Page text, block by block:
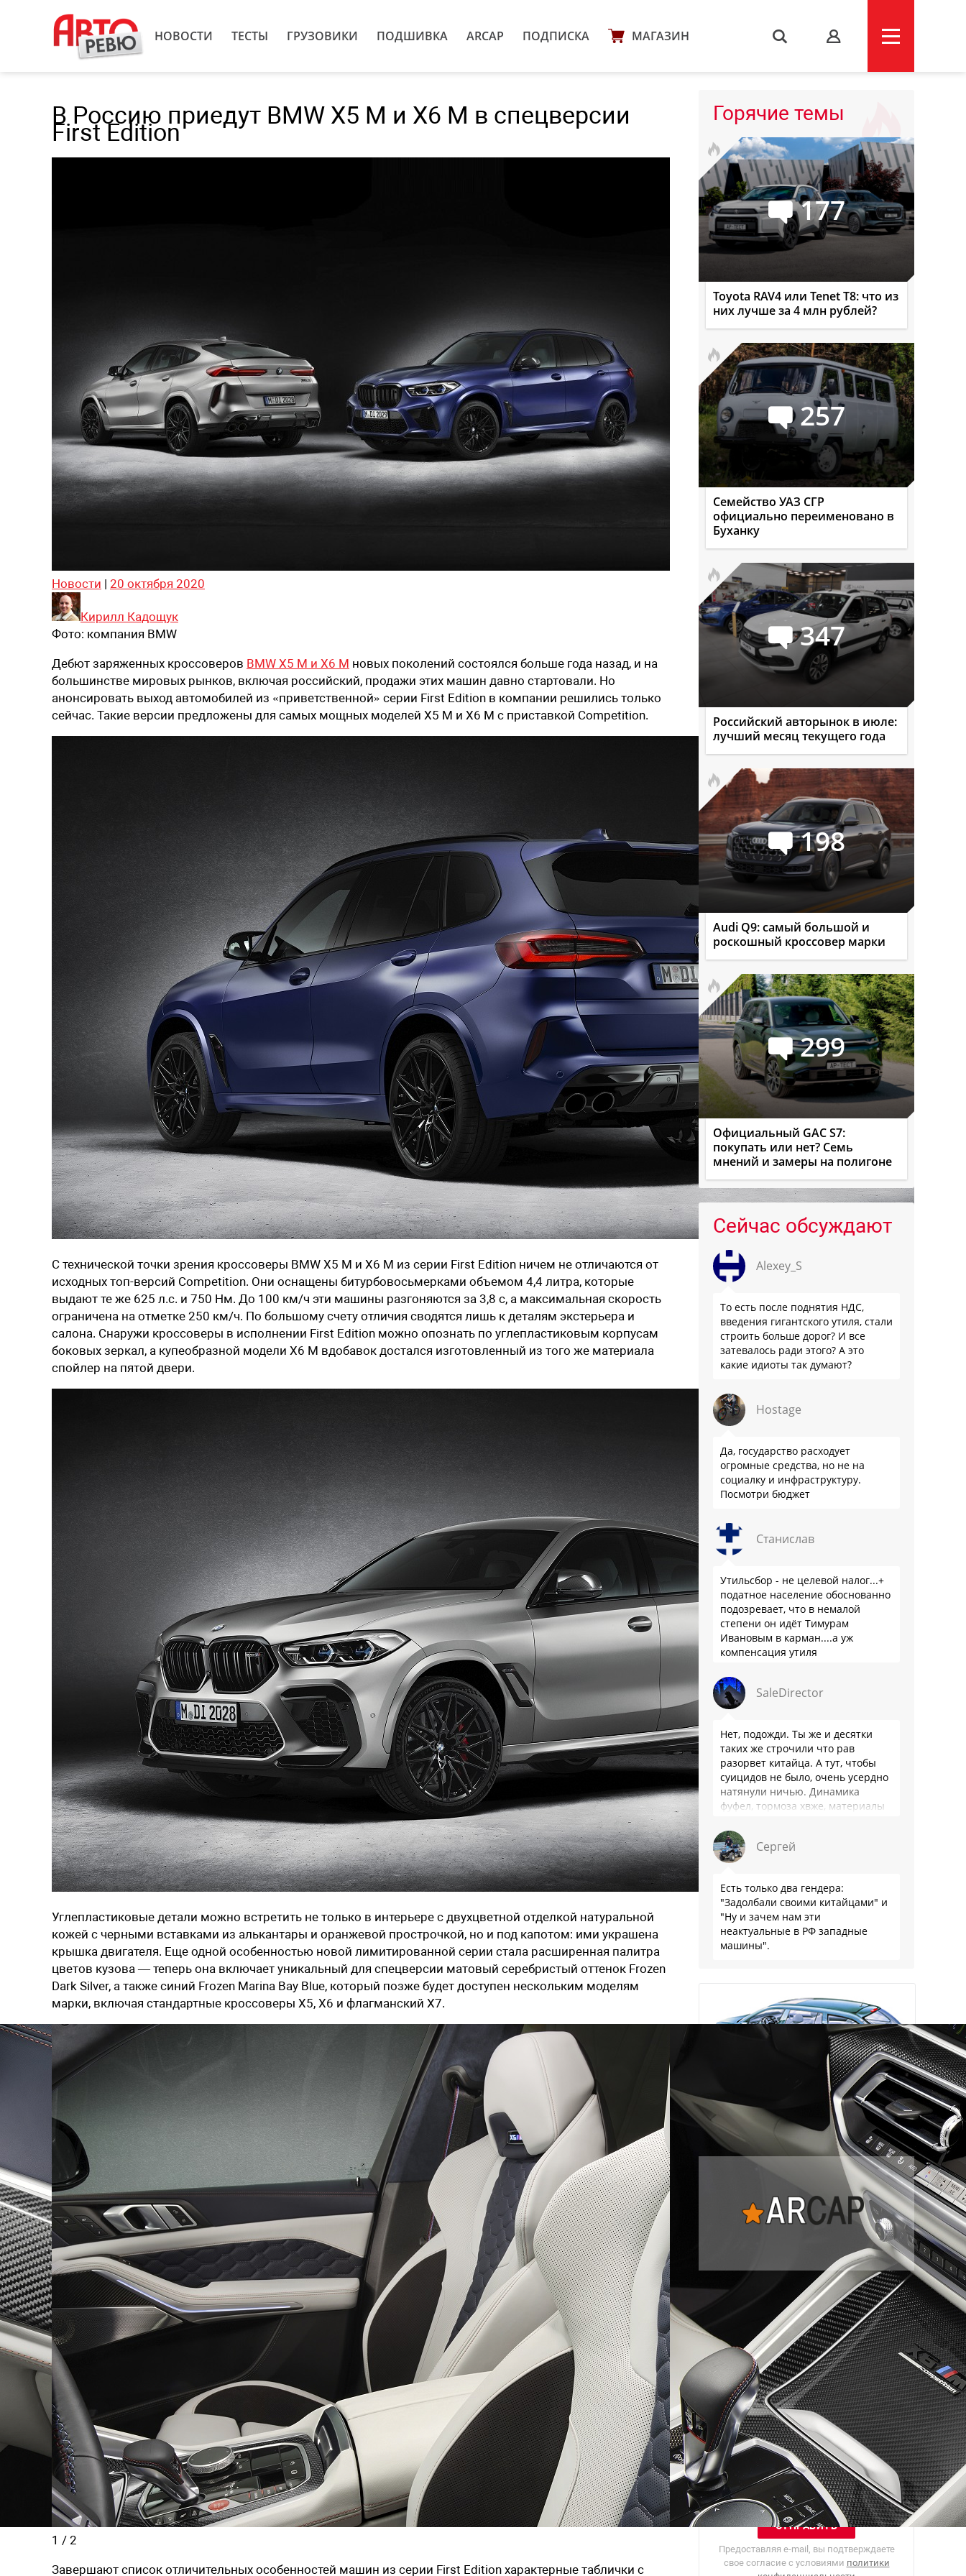
НОВОСТИ ТЕСТЫ ГРУЗОВИКИ ПОДШИВКА ARCAP ПОДПИСКА МАГАЗИН s
В Россию приедут BMW X5 M и X6 M в спецверсии
First Edition
Новости | 20 октября 2020
Кирилл Кадощук
Фото: компания BMW
Дебют заряженных кроссоверов BMW X5 M и X6 M новых поколений состоялся больше года назад, и на
большинстве мировых рынков, включая российский, продажи этих машин давно стартовали. Но
анонсировать выход автомобилей из «приветственной» серии First Edition в компании решились только
сейчас. Такие версии предложены для самых мощных моделей X5 M и X6 M с приставкой Competition.
С технической точки зрения кроссоверы BMW X5 M и X6 M из серии First Edition ничем не отличаются от
исходных топ-версий Competition. Они оснащены битурбовосьмерками объемом 4,4 литра, которые
выдают те же 625 л.с. и 750 Нм. До 100 км/ч эти машины разгоняются за 3,8 с, а максимальная скорость
ограничена на отметке 250 км/ч. По большому счету отличия сводятся лишь к деталям экстерьера и
салона. Снаружи кроссоверы в исполнении First Edition можно опознать по углепластиковым корпусам
боковых зеркал, а купеобразной модели X6 M вдобавок достался изготовленный из того же материала
спойлер на пятой двери.
Углепластиковые детали можно встретить не только в интерьере с двухцветной отделкой натуральной
кожей с черными вставками из алькантары и оранжевой прострочкой, но и под капотом: ими украшена
крышка двигателя. Еще одной особенностью новой лимитированной серии стала расширенная палитра
цветов кузова — теперь она включает уникальный для спецверсии матовый серебристый оттенок Frozen
Dark Silver, а также синий Frozen Marina Bay Blue, который позже будет доступен нескольким моделям
марки, включая стандартные кроссоверы X5, X6 и флагманский X7.
1 / 2
Завершают список отличительных особенностей машин из серии First Edition характерные таблички с
Горячие темы
177
Toyota RAV4 или Tenet T8: что из
них лучше за 4 млн рублей?
257
Семейство УАЗ СГР
официально переименовано в
Буханку
347
Российский авторынок в июле:
лучший месяц текущего года
198
Audi Q9: самый большой и
роскошный кроссовер марки
299
Официальный GAC S7:
покупать или нет? Семь
мнений и замеры на полигоне
Сейчас обсуждают
Alexey_S
То есть после поднятия НДС,
введения гигантского утиля, стали
строить больше дорог? И все
затевалось ради этого? А это
какие идиоты так думают?
Hostage
Да, государство расходует
огромные средства, но не на
социалку и инфраструктуру.
Посмотри бюджет
Станислав
Утильсбор - не целевой налог...+
податное население обоснованно
подозревает, что в немалой
степени он идёт Тимурам
Ивановым в карман....а уж
компенсация утиля
что прям эталон коррупции
SaleDirector
Нет, подожди. Ты же и десятки
таких же строчили что рав
разорвет китайца. А тут, чтобы
суицидов не было, очень усердно
натянули ничью. Динамика
фуфел, тормоза хвже, материалы
Сергей
Есть только два гендера:
"Задолбали своими китайцами" и
"Ну и зачем нам эти
неактуальные в РФ западные
машины".
Наша экспертиза
подержанных автомобилей
Рассылка
Лучшие материалы Авторевю — в
вашем почтовом ящике
Предоставляя e-mail, вы подтверждаете
свое согласие с условиями политики